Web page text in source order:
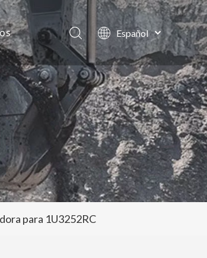
Español
English
العربية
Français
Pусский
Português
para 1U3252RC